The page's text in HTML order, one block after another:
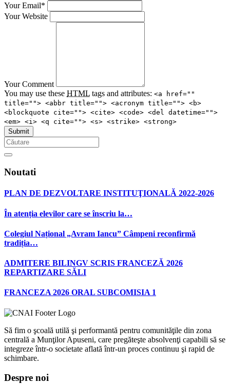
Your Email*
Your Website
Your Comment
You may use these HTML tags and attributes: <a href=""
title=""> <abbr title=""> <acronym title=""> <b>
<blockquote cite=""> <cite> <code> <del datetime="">
<em> <i> <q cite=""> <s> <strike> <strong>
Noutati
PLAN DE DEZVOLTARE INSTITUŢIONALĂ 2022-2026
În atenția elevilor care se înscriu la…
Colegiul Național „Avram Iancu” Câmpeni reconfirmă
tradiția…
ADMITERE BILINGV SCRIS FRANCEZĂ 2026
REPARTIZARE SĂLI
FRANCEZA 2026 ORAL SUBCOMISIA 1
Să fim o şcoală utilă şi performantă pentru comunităţile din zona
centrală a Munţilor Apuseni, care pregăteşte absolvenţi capabili să se
integreze într-o societate aflată într-un proces continuu şi rapid de
schimbare.
Despre noi